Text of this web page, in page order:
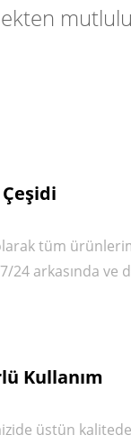
tüm
24 arkasında ve
Kullanım
üstün